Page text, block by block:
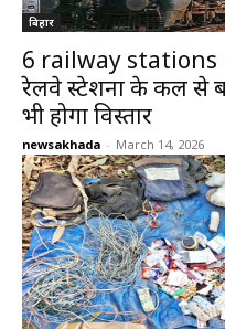
बिहार
6 railway stations
रेलवे स्टेशनों के कल से
भी होगा विस्तार
newsakhada - March 14, 2026